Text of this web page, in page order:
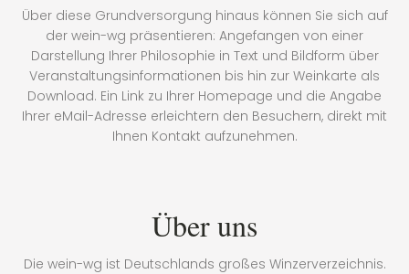
Über diese Grundversorgung hinaus können Sie sich auf
der wein-wg präsentieren: Angefangen von einer
Darstellung Ihrer Philosophie in Text und Bildform über
Veranstaltungsinformationen bis hin zur Weinkarte als
Download. Ein Link zu Ihrer Homepage und die Angabe
Ihrer eMail-Adresse erleichtern den Besuchern, direkt mit
Ihnen Kontakt aufzunehmen.
Über uns
Die wein-wg ist Deutschlands großes Winzerverzeichnis.